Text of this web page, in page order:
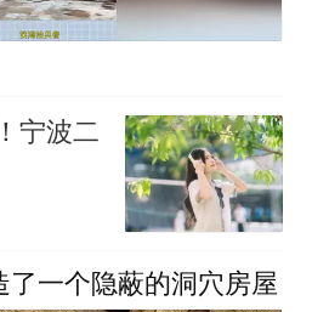
宁波二
一个隐蔽的洞穴房屋